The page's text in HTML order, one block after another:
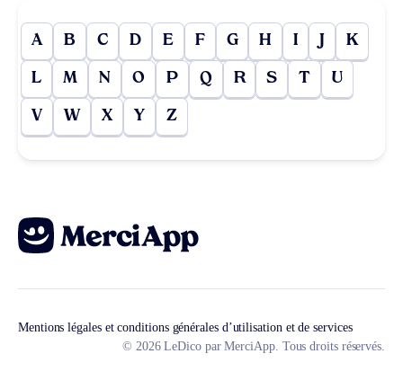
A B C D E F G H I J K
L M N O P Q R S T U
V W X Y Z
Mentions légales et conditions générales d’utilisation et de services
© 2026 LeDico par MerciApp. Tous droits réservés.